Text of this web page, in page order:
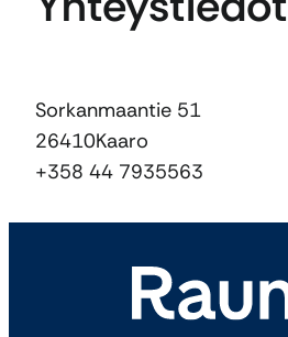
Sorkanmaantie 51
26410Kaaro
+358 44 7935563